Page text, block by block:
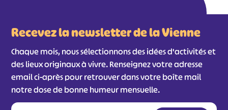
Recevez la newsletter de la Vienne
Chaque mois, nous sélectionnons des idées d'activités et
des lieux originaux à vivre. Renseignez votre adresse
email ci-après pour retrouver dans votre boîte mail
notre dose de bonne humeur mensuelle.
#
#
#